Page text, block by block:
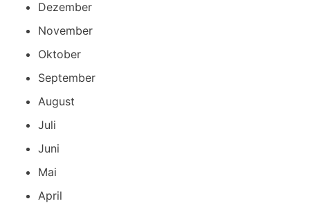
Dezember
November
Oktober
September
August
Juli
Juni
Mai
April